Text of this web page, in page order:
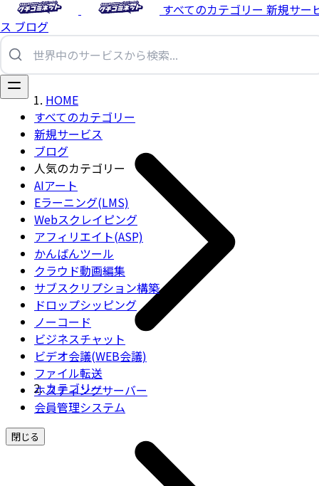
すべてのカテゴリー 新規サー
ス ブログ
すべてのカテゴリー
新規サービス
ブログ
人気のカテゴリー
AIアート
Eラーニング(LMS)
Webスクレイピング
アフィリエイト(ASP)
かんばんツール
クラウド動画編集
サブスクリプション構築
ドロップシッピング
ノーコード
ビジネスチャット
ビデオ会議(WEB会議)
ファイル転送
ホスティングサーバー
会員管理システム
閉じる
HOME
カテゴリー